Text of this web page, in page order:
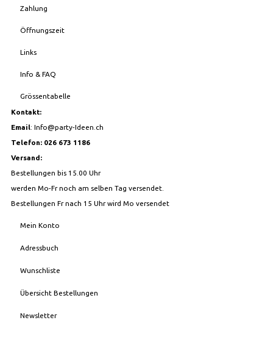
Zahlung
Öffnungszeit
Links
Info & FAQ
Grössentabelle
Kontakt:
Email: Info@party-Ideen.ch
Telefon: 026 673 1186
Versand:
Bestellungen bis 15.00 Uhr
werden Mo-Fr noch am selben Tag versendet.
Bestellungen Fr nach 15 Uhr wird Mo versendet
Mein Konto
Adressbuch
Wunschliste
Übersicht Bestellungen
Newsletter